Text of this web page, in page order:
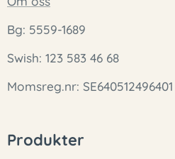
Bg: 5559-1689
Swish: 123 583 46 68
Momsreg.nr: SE640512496401
Produkter